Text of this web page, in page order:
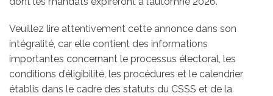
Veuillez lire attentivement cette annonce dans son
intégralité, car elle contient des informations
importantes concernant le processus électoral, les
conditions d’éligibilité, les procédures et le calendrier
établis dans le cadre des statuts du CSSS et de la